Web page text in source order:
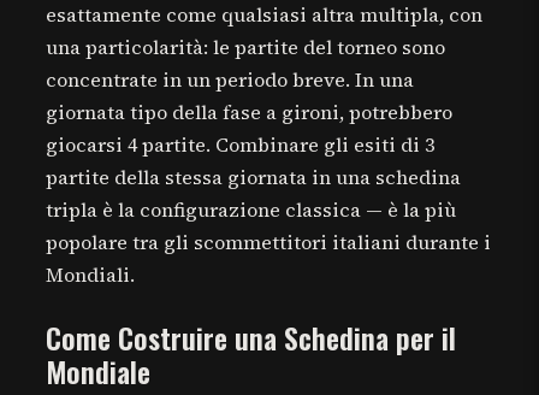
esattamente come qualsiasi altra multipla, con
una particolarità: le partite del torneo sono
concentrate in un periodo breve. In una
giornata tipo della fase a gironi, potrebbero
giocarsi 4 partite. Combinare gli esiti di 3
partite della stessa giornata in una schedina
tripla è la configurazione classica — è la più
popolare tra gli scommettitori italiani durante i
Mondiali.
Come Costruire una Schedina per il
Mondiale